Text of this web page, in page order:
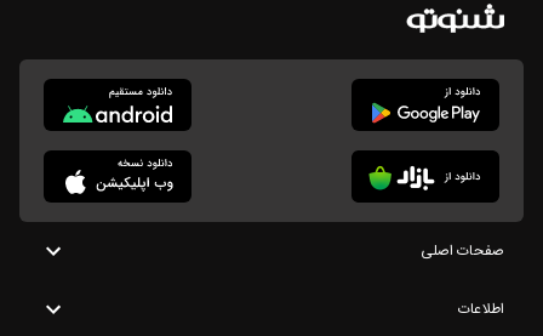
صفحات اصلی
اطلاعات